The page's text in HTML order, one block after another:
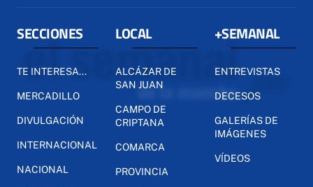
SECCIONES
TE INTERESA...
MERCADILLO
DIVULGACIÓN
INTERNACIONAL
NACIONAL
LOCAL
ALCÁZAR DE
SAN JUAN
CAMPO DE
CRIPTANA
COMARCA
PROVINCIA
+SEMANAL
ENTREVISTAS
DECESOS
GALERÍAS DE
IMÁGENES
VÍDEOS